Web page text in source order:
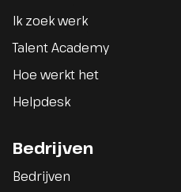
Ik zoek werk
Talent Academy
Hoe werkt het
Helpdesk
Bedrijven
Bedrijven